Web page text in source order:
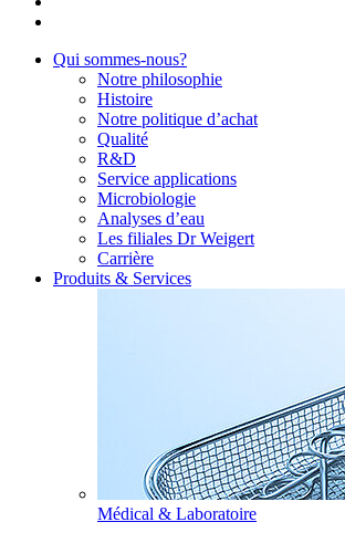
Qui sommes-nous?
Notre philosophie
Histoire
Notre politique d’achat
Qualité
R&D
Service applications
Microbiologie
Analyses d’eau
Les filiales Dr Weigert
Carrière
Produits & Services
Médical & Laboratoire